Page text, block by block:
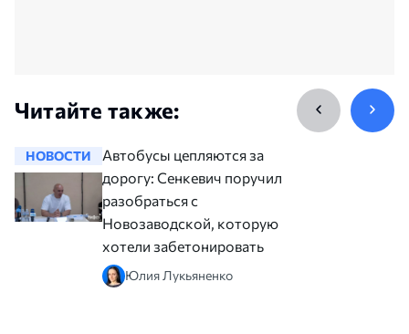
Читайте также:
НОВОСТИ
Автобусы цепляются за
дорогу: Сенкевич поручил
разобраться с
Новозаводской, которую
хотели забетонировать
Юлия Лукьяненко